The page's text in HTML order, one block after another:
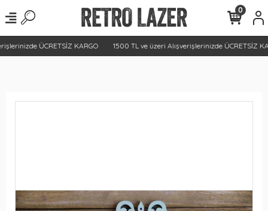
ÜCRETSİZ KARGO 1500 TL ve üzeri Alışverişlerinizde ÜCRETSİZ
0